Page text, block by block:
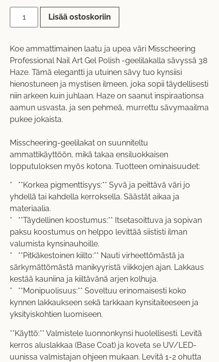
Lisää ostoskoriin
Koe ammattimainen laatu ja upea väri Misscheering
Professional Nail Art Gel Polish -geelilakalla sävyssä 38
Haze. Tämä elegantti ja utuinen sävy tuo kynsiisi
hienostuneen ja mystisen ilmeen, joka sopii täydellisesti
niin arkeen kuin juhlaan. Haze on saanut inspiraationsa
aamun usvasta, ja sen pehmeä, murrettu sävymaailma
pukee jokaista.
Misscheering-geelilakat on suunniteltu
ammattikäyttöön, mikä takaa ensiluokkaisen
lopputuloksen myös kotona. Tuotteen ominaisuudet:
* **Korkea pigmenttisyys:** Syvä ja peittävä väri jo
yhdellä tai kahdella kerroksella. Säästät aikaa ja
materiaalia.
* **Täydellinen koostumus:** Itsetasoittuva ja sopivan
paksu koostumus on helppo levittää siististi ilman
valumista kynsinauhoille.
* **Pitkäkestoinen kiilto:** Nauti virheettömästä ja
särkymättömästä manikyyristä viikkojen ajan. Lakkaus
kestää kauniina ja kiiltävänä arjen kolhuja.
* **Monipuolisuus:** Soveltuu erinomaisesti koko
kynnen lakkaukseen sekä tarkkaan kynsitaiteeseen ja
yksityiskohtien luomiseen.
**Käyttö:** Valmistele luonnonkynsi huolellisesti. Levitä
kerros aluslakkaa (Base Coat) ja koveta se UV/LED-
uunissa valmistajan ohjeen mukaan. Levitä 1-2 ohutta